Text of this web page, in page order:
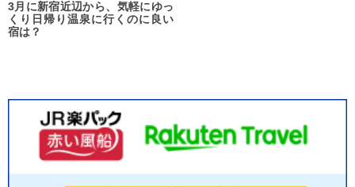
3月に新宿近辺から、気軽にゆっ
くり日帰り温泉に行くのに良い
宿は？